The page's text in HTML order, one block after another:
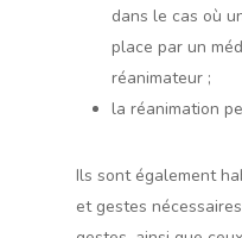
dans le cas où
place par un
réanimateur ;
la réanimation
Ils sont également
et gestes